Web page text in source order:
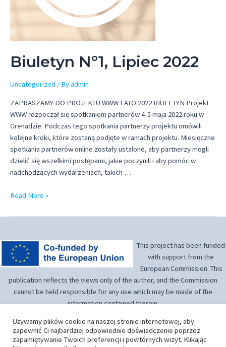
Biuletyn Nº1, Lipiec 2022
Uncategorized / Byadmin
ZAPRASZAMY DO PROJEKTU WWW LATO 2022 BIULETYN Projekt
WWW rozpoczął się spotkaniem partnerów 4-5 maja 2022 roku w
Grenadzie. Podczas tego spotkania partnerzy projektu omówili
kolejne kroki, które zostaną podjęte w ramach projektu. Miesięczne
spotkania partnerów online zostały ustalone, aby partnerzy mogli
dzielić się wszelkimi postępami, jakie poczynili i aby pomóc w
nadchodzących wydarzeniach, takich …
Biuletyn
Lipiec
Read More »
This project has been funded
with support from the
European Commission. This
publication reflects the views only of the author, and the Commission
cannot be held responsible for any use which may be made of the
information contained therein.
Używamy plików cookie na naszej stronie internetowej, aby
zapewnić Ci najbardziej odpowiednie doświadczenie poprzez
zapamiętywanie Twoich preferencji i powtórnych wizyt. Klikając